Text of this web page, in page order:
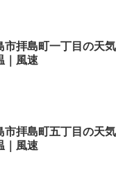
市拝島町一丁目の天気
｜風速
市拝島町五丁目の天気
｜風速